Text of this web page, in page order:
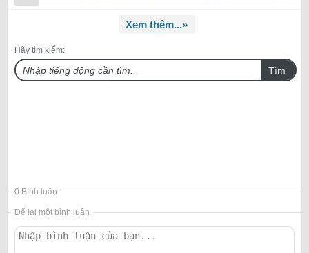
Xem thêm...»
Hãy tìm kiếm:
Tìm
0 Bình luận
Để lại một bình luận